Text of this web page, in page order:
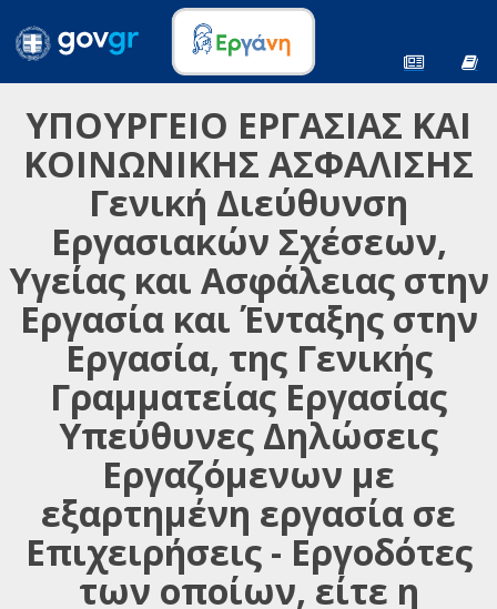
ΥΠΟΥΡΓΕΙΟ ΕΡΓΑΣΙΑΣ ΚΑΙ
ΚΟΙΝΩΝΙΚΗΣ ΑΣΦΑΛΙΣΗΣ
Γενική Διεύθυνση
Εργασιακών Σχέσεων,
Υγείας και Ασφάλειας στην
Εργασία και Ένταξης στην
Εργασία, της Γενικής
Γραμματείας Εργασίας
Υπεύθυνες Δηλώσεις
Εργαζόμενων με
εξαρτημένη εργασία σε
Επιχειρήσεις - Εργοδότες
των οποίων, είτε η